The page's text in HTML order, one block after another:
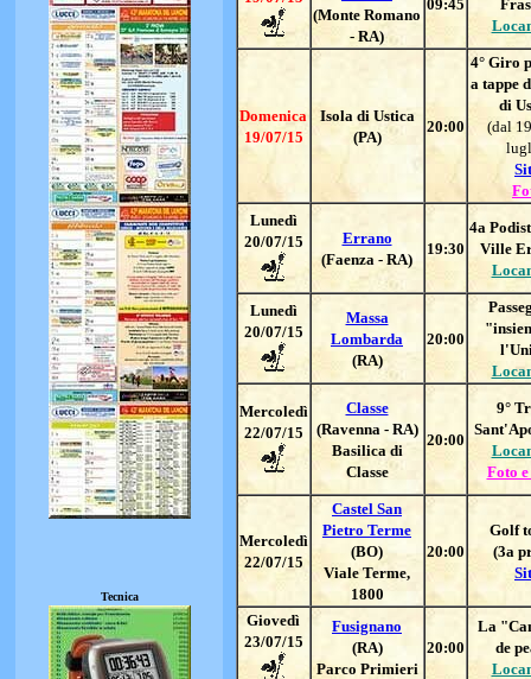
(Monte Romano
- RA)
09:45
Domenica
19/07/15
Isola di Ustica
(PA)
20:00
4° Giro
a tappe
di
(dal
Lunedì
20/07/15
Errano
(Faenza - RA)
19:30
4a
Ville
Lunedì
20/07/15
Massa
Lombarda
(RA)
20:00
Mercoledì
22/07/15
Classe
(Ravenna - RA)
Basilica di
Classe
20:00
9°
Foto
Mercoledì
22/07/15
Castel San
Pietro Terme
(BO)
Viale Terme,
1800
20:00
Golf
(3a
Giovedì
23/07/15
Fusignano
(RA)
Parco Primieri
20:00
La
de
Tecnica